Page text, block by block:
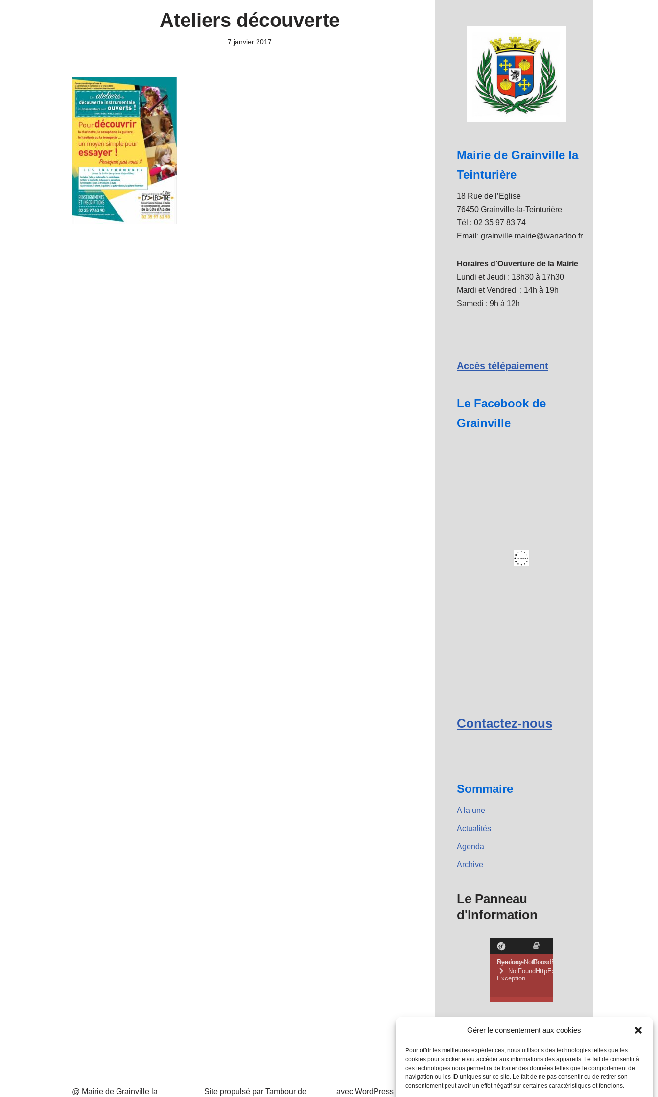
Gérer le consentement aux cookies
Pour offrir les meilleures expériences, nous utilisons des technologies telles que les
cookies pour stocker et/ou accéder aux informations des appareils. Le fait de consentir à
ces technologies nous permettra de traiter des données telles que le comportement de
navigation ou les ID uniques sur ce site. Le fait de ne pas consentir ou de retirer son
consentement peut avoir un effet négatif sur certaines caractéristiques et fonctions.
Ateliers découverte
7 janvier 2017
Mairie de Grainville la
Teinturière
18 Rue de l’Eglise
76450 Grainville-la-Teinturière
Tél : 02 35 97 83 74
Email: grainville.mairie@wanadoo.fr
Horaires d’Ouverture de la Mairie
Lundi et Jeudi : 13h30 à 17h30
Mardi et Vendredi : 14h à 19h
Samedi : 9h à 12h
Accès télépaiement
Le Facebook de
Grainville
Contactez-nous
Sommaire
A la une
Actualités
Agenda
Archive
Le Panneau
d'Information
@ Mairie de Grainville la Site propulsé par Tambour de avec WordPress Mentions Légales